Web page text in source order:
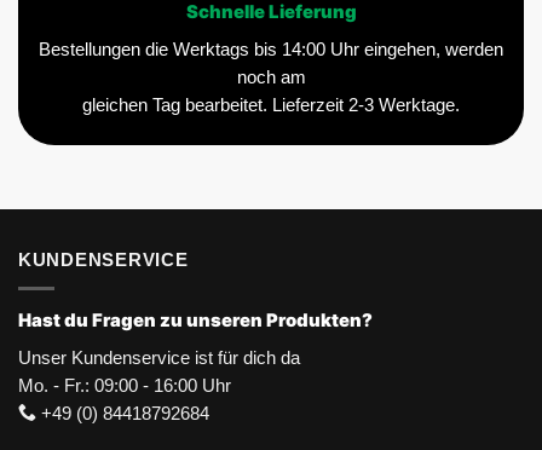
Schnelle Lieferung
Bestellungen die Werktags bis 14:00 Uhr eingehen, werden
noch am
gleichen Tag bearbeitet. Lieferzeit 2-3 Werktage.
KUNDENSERVICE
Hast du Fragen zu unseren Produkten?
Unser Kundenservice ist für dich da
Mo. - Fr.: 09:00 - 16:00 Uhr
+49 (0) 84418792684